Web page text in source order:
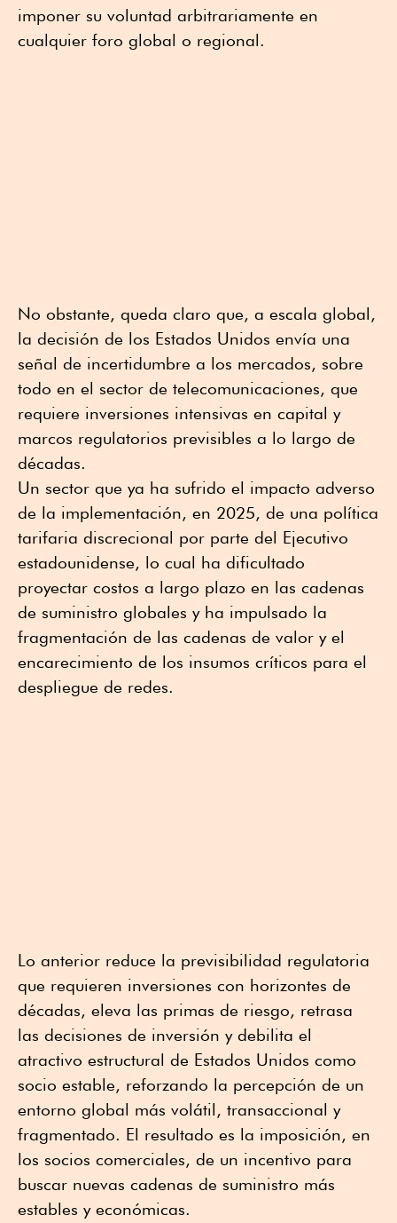
imponer su voluntad arbitrariamente en
cualquier foro global o regional.
No obstante, queda claro que, a escala global,
la decisión de los Estados Unidos envía una
señal de incertidumbre a los mercados, sobre
todo en el sector de telecomunicaciones, que
requiere inversiones intensivas en capital y
marcos regulatorios previsibles a lo largo de
décadas.
Un sector que ya ha sufrido el impacto adverso
de la implementación, en 2025, de una política
tarifaria discrecional por parte del Ejecutivo
estadounidense, lo cual ha dificultado
proyectar costos a largo plazo en las cadenas
de suministro globales y ha impulsado la
fragmentación de las cadenas de valor y el
encarecimiento de los insumos críticos para el
despliegue de redes.
Lo anterior reduce la previsibilidad regulatoria
que requieren inversiones con horizontes de
décadas, eleva las primas de riesgo, retrasa
las decisiones de inversión y debilita el
atractivo estructural de Estados Unidos como
socio estable, reforzando la percepción de un
entorno global más volátil, transaccional y
fragmentado. El resultado es la imposición, en
los socios comerciales, de un incentivo para
buscar nuevas cadenas de suministro más
estables y económicas.